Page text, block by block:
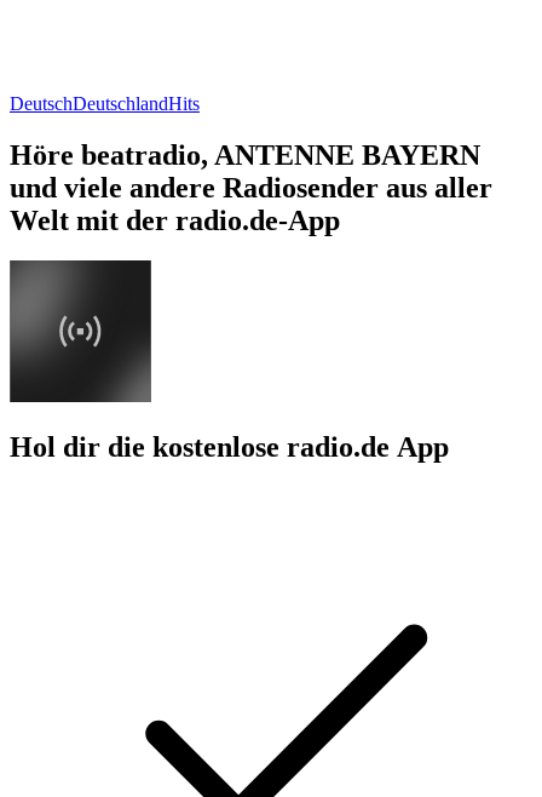
DeutschDeutschlandHits
Höre beatradio, ANTENNE BAYERN
und viele andere Radiosender aus aller
Welt mit der radio.de-App
Hol dir die kostenlose radio.de App